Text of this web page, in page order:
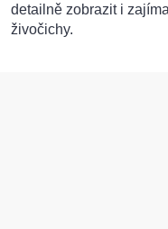
detailně zobrazit i
živočichy.